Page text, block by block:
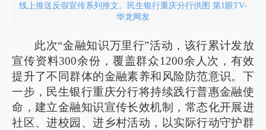
线上推送反假宣传系列推文。民生银行重庆分行供图 第1眼TV-
华龙网发
此次“金融知识万里行”活动，该行累计发放
宣传资料300余份，覆盖群众1200余人次，有效
提升了不同群体的金融素养和风险防范意识。下
一步，民生银行重庆分行将持续践行普惠金融使
命，建立金融知识宣传长效机制，常态化开展进
社区、进校园、进乡村活动，以实际行动守护群